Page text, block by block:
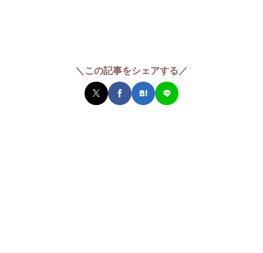
＼この記事をシェアする／